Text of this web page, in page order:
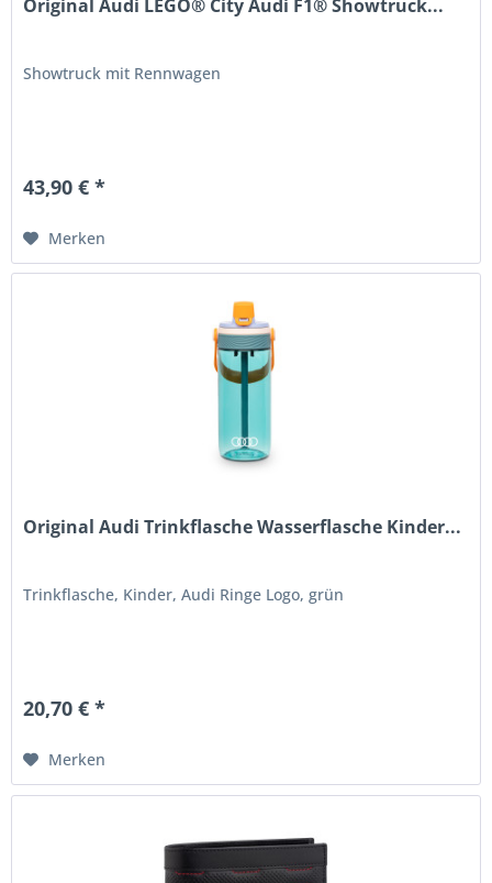
Original Audi LEGO® City Audi F1® Showtruck...
Showtruck mit Rennwagen
43,90 € *
Merken
Original Audi Trinkflasche Wasserflasche Kinder...
Trinkflasche, Kinder, Audi Ringe Logo, grün
20,70 € *
Merken